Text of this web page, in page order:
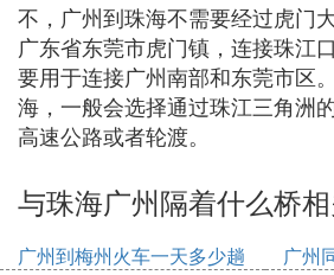
不，广州到珠海不需要经过虎门
广东省东莞市虎门镇，连接珠江
要用于连接广州南部和东莞市区
海，一般会选择通过珠江三角洲
高速公路或者轮渡。
与珠海广州隔着什么桥
广州到梅州火车一天多少趟
广州